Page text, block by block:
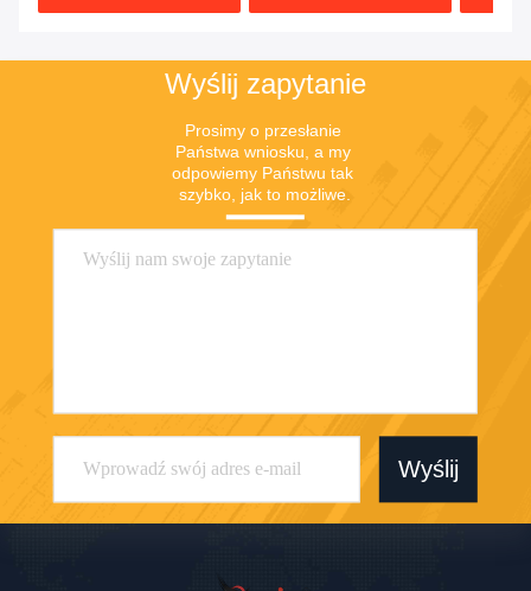
Wyślij zapytanie
Prosimy o przesłanie
Państwa wniosku, a my
odpowiemy Państwu tak
szybko, jak to możliwe.
Wyślij